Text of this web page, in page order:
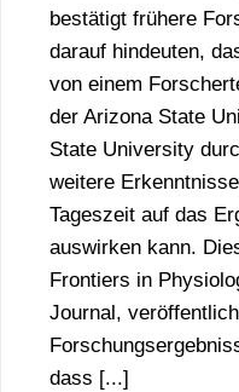
bestätigt frühere
darauf hindeuten,
von einem
der Arizona State
State University
weitere
Tageszeit auf das
auswirken kann.
Frontiers in
Journal,
dass [...]